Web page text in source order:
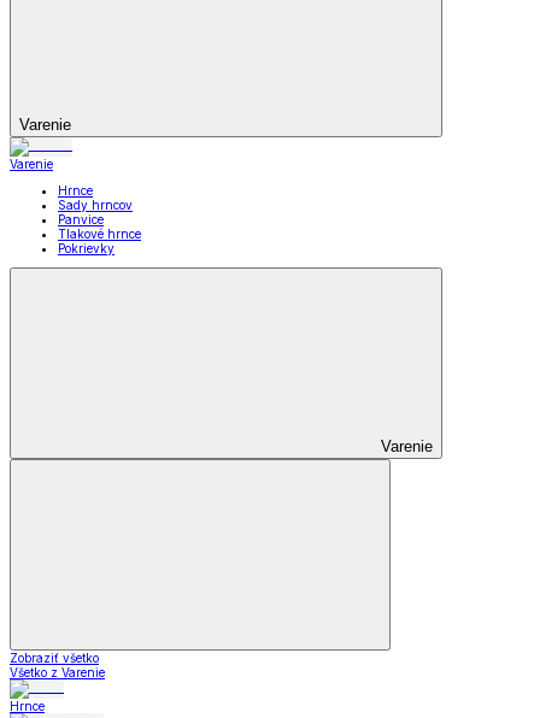
Varenie
Varenie
Hrnce
Sady hrncov
Panvice
Tlakové hrnce
Pokrievky
Varenie
Zobraziť všetko
Všetko z Varenie
Hrnce